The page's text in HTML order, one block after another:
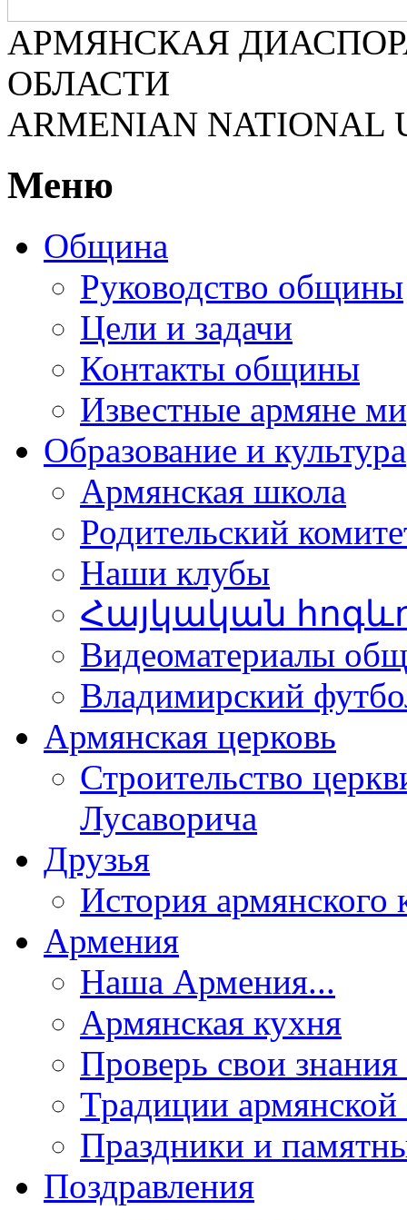
АРМЯНСКАЯ
ОБЛАСТИ
ARMENIAN NATIONAL
Меню
Община
Руководство общины
Цели и задачи
Контакты общины
Известные армяне
Образование и культура
Армянская школа
Родительский
Наши клубы
Հայկական
Видеоматериалы
Владимирский
Армянская церковь
Строительство
Лусаворича
Друзья
История армянского
Армения
Наша Армения...
Армянская кухня
Проверь свои
Традиции армянской
Праздники и
Поздравления